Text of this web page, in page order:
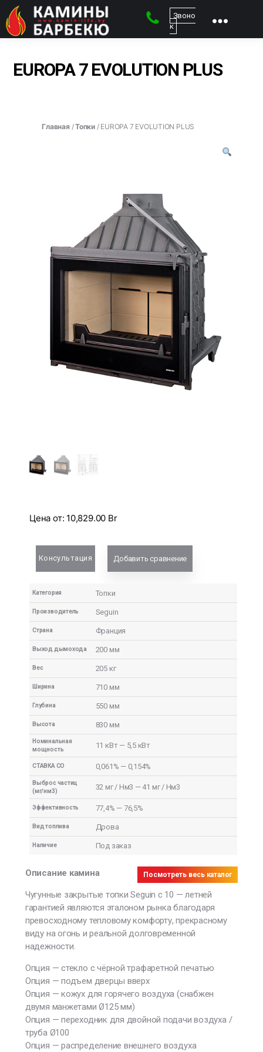
Магазин
Звоно
к
EUROPA 7 EVOLUTION PLUS
Главная/Топки/ EUROPA 7 EVOLUTION PLUS
Цена от: 10,829.00 Br
Консультация Добавить сравнение
Категория Топки
Производитель Seguin
Страна Франция
Выход дымохода 200 мм
Вес 205 кг
Ширина 710 мм
Глубина 550 мм
Высота 830 мм
Номинальная
мощность
11 кВт — 5,5 кВт
СТАВКА CO 0,061% — 0,154%
Выброс частиц
(мг/нм3)
32 мг / Нм3 — 41 мг / Нм3
Эффективность 77,4% — 76,5%
Вид топлива Дрова
Наличие Под заказ
Описание камина Посмотреть весь каталог
Чугунные закрытые топки Seguin с 10 — летней
гарантией являются эталоном рынка благодаря
превосходному тепловому комфорту, прекрасному
виду на огонь и реальной долговременной
надежности.
Опция — стекло с чёрной трафаретной печатью
Опция — подъем дверцы вверх
Опция — кожух для горячего воздуха (снабжен
двумя манжетами Ø125 мм)
Опция — переходник для двойной подачи воздуха /
труба Ø100
Опция — распределение внешнего воздуха